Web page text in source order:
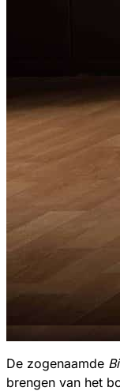
De zogenaamde
brengen van het